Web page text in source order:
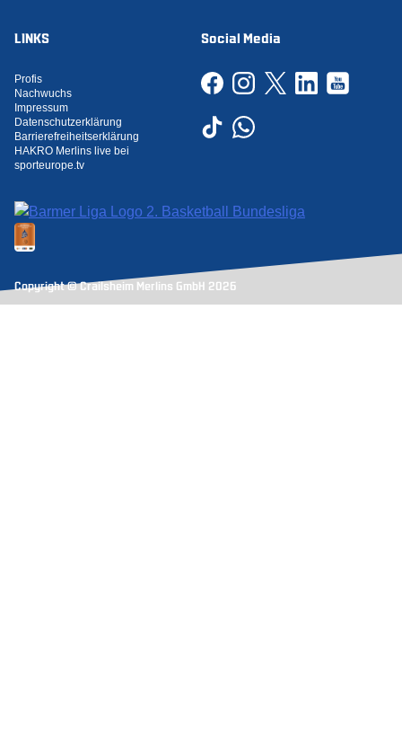
LINKS
Profis
Nachwuchs
Impressum
Datenschutzerklärung
Barrierefreiheitserklärung
HAKRO Merlins live bei
sporteurope.tv
Social Media
Copyright © Crailsheim Merlins GmbH 2026